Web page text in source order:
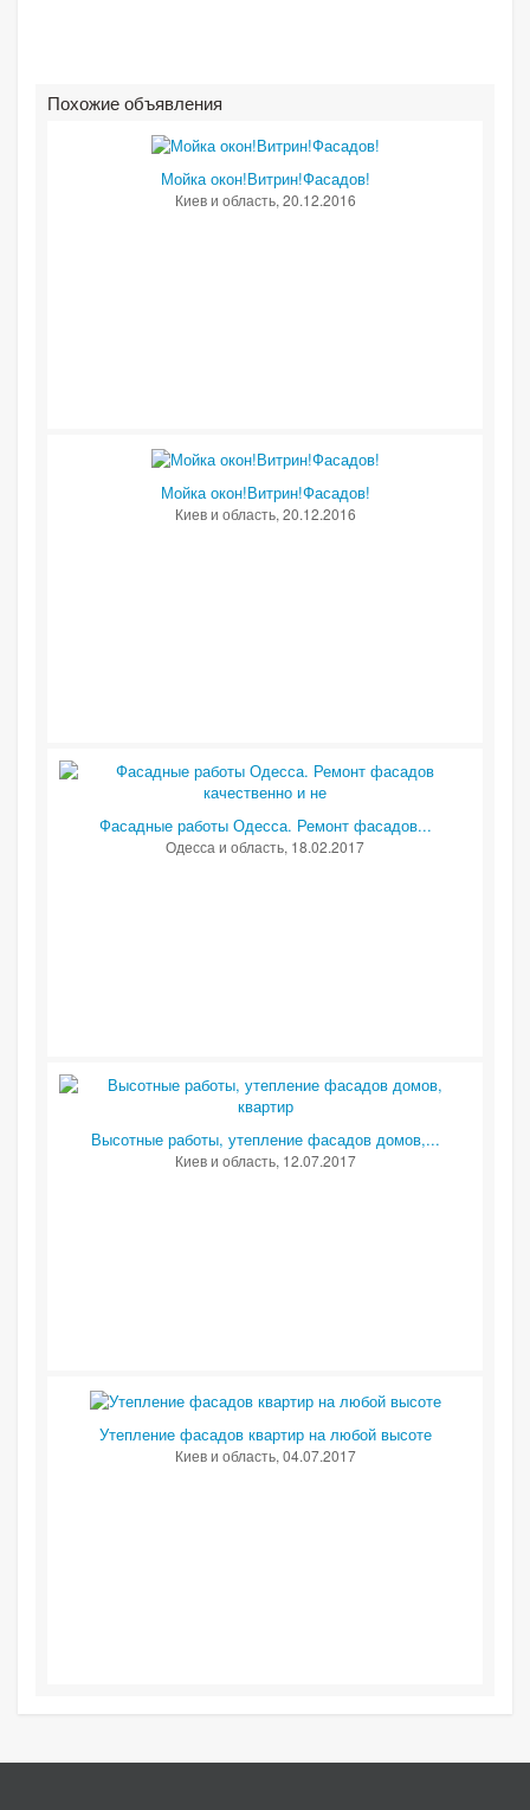
Похожие объявления
Мойка окон!Витрин!Фасадов!
Киев и область, 20.12.2016
Мойка окон!Витрин!Фасадов!
Киев и область, 20.12.2016
Фасадные работы Одесса. Ремонт фасадов...
Одесса и область, 18.02.2017
Высотные работы, утепление фасадов домов,...
Киев и область, 12.07.2017
Утепление фасадов квартир на любой высоте
Киев и область, 04.07.2017